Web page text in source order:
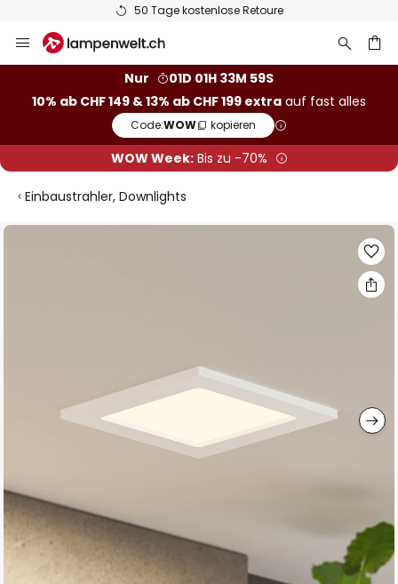
50 Tage kostenlose Retoure
Inhalt
Nur
01D 01H 33M 58S
10% ab CHF 149 & 13% ab CHF 199 extra auf fast alles
Code:WOW kopieren
WOW Week:Bis zu -70%
Einbaustrahler, Downlights
Zum